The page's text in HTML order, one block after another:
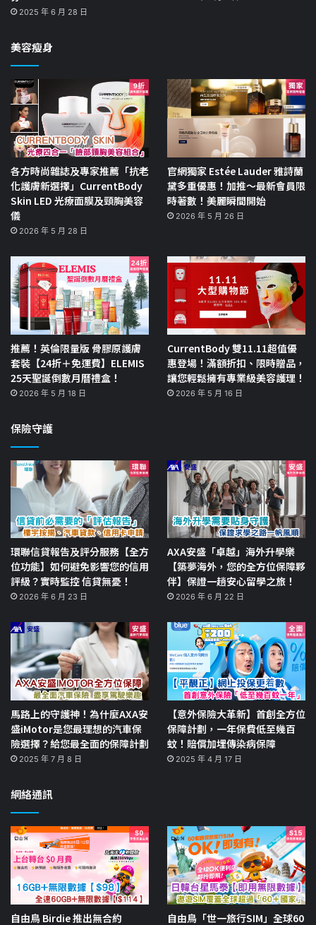
2025 年 6 月 28 日
美容瘦身
各方時尚雜誌及專家推薦「抗老
化護膚新選擇」CurrentBody
Skin LED 光療面膜及頸胸美容
儀
2026 年 5 月 28 日
官網獨家 Estée Lauder 雅詩蘭
黛多重優惠！加推～最新會員限
時著數！美麗瞬間開始
2026 年 5 月 26 日
推薦！英倫限量版 骨膠原護膚
套裝【24折＋免運費】ELEMIS
25天聖誕倒數月曆禮盒！
2026 年 5 月 18 日
CurrentBody 雙11.11超值優
惠登場！滿額折扣、限時贈品，
讓您輕鬆擁有專業級美容護理！
2026 年 5 月 16 日
保險守護
環聯信貸報告及評分服務【全方
位功能】如何避免影響您的信用
評級？實時監控 信貸無憂！
2026 年 6 月 23 日
AXA安盛「卓越」海外升學樂
【築夢海外，您的全方位保障夥
伴】保證一趟安心留學之旅！
2026 年 6 月 22 日
馬路上的守護神！為什麼AXA安
盛iMotor是您最理想的汽車保
險選擇？給您最全面的保障計劃
2025 年 7 月 8 日
【意外保險大革新】首創全方位
保障計劃，一年保費低至幾百
蚊！賠償加埋傳染病保障
2025 年 4 月 17 日
網絡通訊
自由鳥 Birdie 推出無合約
自由鳥「世一旅行SIM」全球60